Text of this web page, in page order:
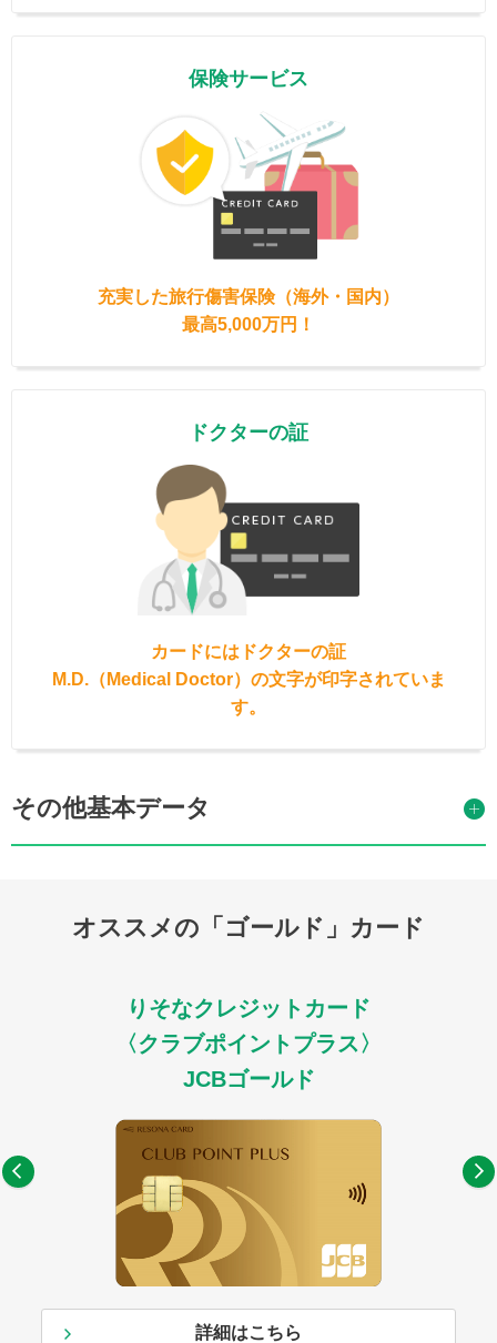
保険サービス
充実した旅行傷害保険（海外・国内）
最高5,000万円！
ドクターの証
カードにはドクターの証
M.D.（Medical Doctor）の文字が印字されていま
す。
その他基本データ
オススメの「ゴールド」カード
りそなクレジットカード
〈クラブポイントプラス〉
JCBゴールド
詳細はこちら